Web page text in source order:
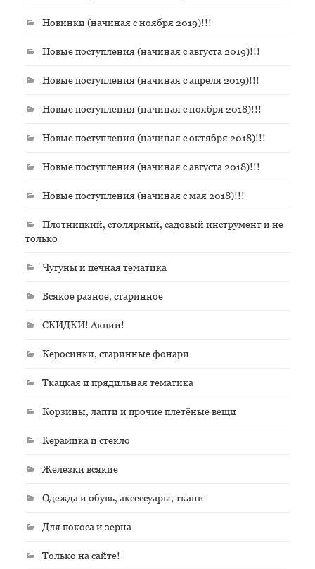
Новинки (начиная с ноября 2019)!!!
Новые поступления (начиная с августа 2019)!!!
Новые поступления (начиная с апреля 2019)!!!
Новые поступления (начиная с ноября 2018)!!!
Новые поступления (начиная с октября 2018)!!!
Новые поступления (начиная с августа 2018)!!!
Новые поступления (начиная с мая 2018)!!!
Плотницкий, столярный, садовый инструмент и не
только
Чугуны и печная тематика
Всякое разное, старинное
СКИДКИ! Акции!
Керосинки, старинные фонари
Ткацкая и прядильная тематика
Корзины, лапти и прочие плетёные вещи
Керамика и стекло
Железки всякие
Одежда и обувь, аксессуары, ткани
Для покоса и зерна
Только на сайте!